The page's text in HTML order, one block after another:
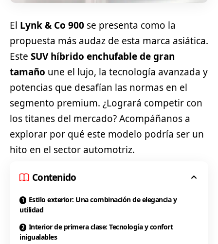
El Lynk & Co 900 se presenta como la
propuesta más audaz de esta marca asiática.
Este SUV híbrido enchufable de gran
tamaño une el lujo, la tecnología avanzada y
potencias que desafían las normas en el
segmento premium. ¿Logrará competir con
los titanes del mercado? Acompáñanos a
explorar por qué este modelo podría ser un
hito en el sector automotriz.
Contenido
Estilo exterior: Una combinación de elegancia y
utilidad
Interior de primera clase: Tecnología y confort
inigualables